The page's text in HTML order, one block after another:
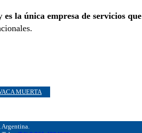
es la única empresa de servicios
MUERTA